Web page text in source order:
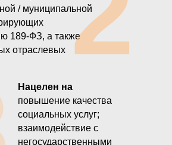
/ муниципальной
189-ФЗ, а также
отраслевых
Нацелен на
повышение качества
социальных услуг​;
взаимодействие с
негосударственными